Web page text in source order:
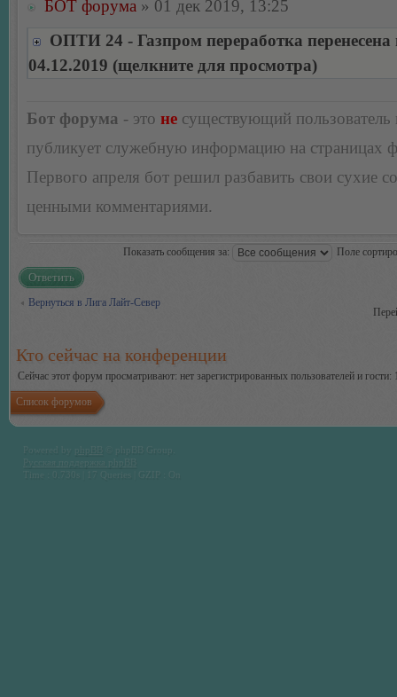
БОТ форума » 01 дек 2019, 13:25
ОПТИ 24 - Газпром переработка перенесена
04.12.2019 (щелкните для просмотра)
Бот форума - это не существующий пользователь
публикует служебную информацию на страницах
Первого апреля бот решил разбавить свои сухие
ценными комментариями.
Показать сообщения за: Поле
Ответить
Вернуться в Лига Лайт-Север
Кто сейчас на конференции
Сейчас этот форум просматривают: нет зарегистрированных пользователей и гости:
Список форумов
Time : 0.730s | 17 Queries | GZIP : On